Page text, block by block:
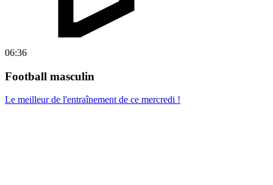
06:36
Football masculin
Le meilleur de l'entraînement de ce mercredi !